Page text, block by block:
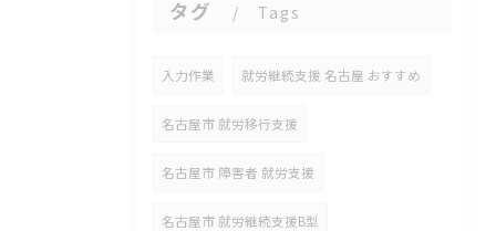
タグ Tags
入力作業 就労継続支援 名古屋 おすすめ
名古屋市 就労移行支援
名古屋市 障害者 就労支援
名古屋市 就労継続支援B型